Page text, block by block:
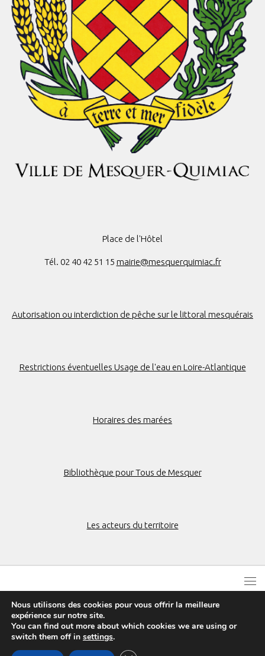
Place de l'Hôtel
Tél. 02 40 42 51 15 mairie@mesquerquimiac.fr
Autorisation ou interdiction de pêche sur le littoral mesquérais
Restrictions éventuelles Usage de l'eau en Loire-Atlantique
Horaires des marées
Bibliothèque pour Tous de Mesquer
Les acteurs du territoire
Nous utilisons des cookies pour vous offrir la meilleure
expérience sur notre site.
You can find out more about which cookies we are using or
switch them off in settings.